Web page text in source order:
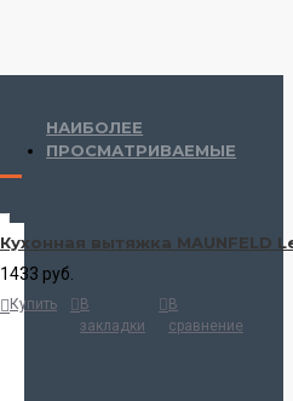
НАИБОЛЕЕ
ПРОСМАТРИВАЕМЫЕ
Кухонная вытяжка MAUNFELD
1433 руб.
Купить
В
закладки
В
сравнение